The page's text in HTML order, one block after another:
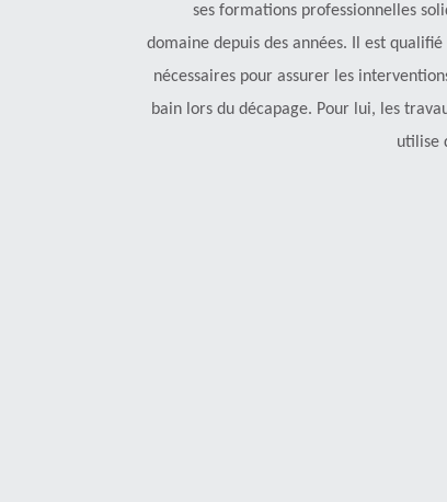
ses formations professionnelles
domaine depuis des années. Il est
nécessaires pour assurer les
bain lors du décapage. Pour lui, les
utilise